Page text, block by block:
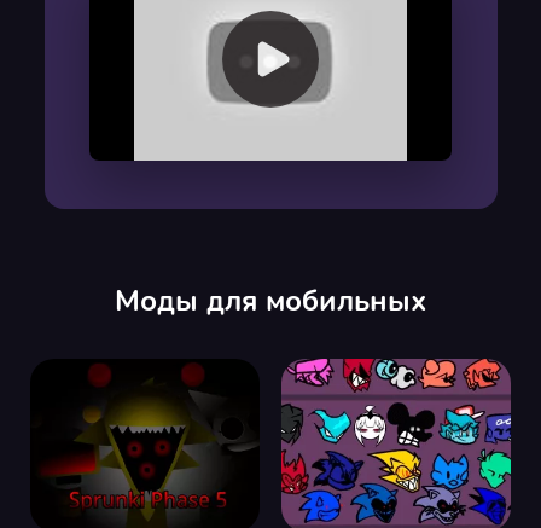
Моды для мобильных